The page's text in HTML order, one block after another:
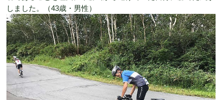
しました。（43歳・男性）